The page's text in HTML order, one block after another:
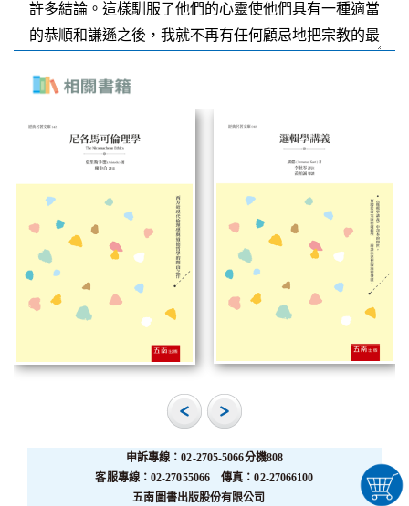
申訴專線：02-2705-5066分機808
客服專線：02-27055066 傳真：02-27066100
五南圖書出版股份有限公司